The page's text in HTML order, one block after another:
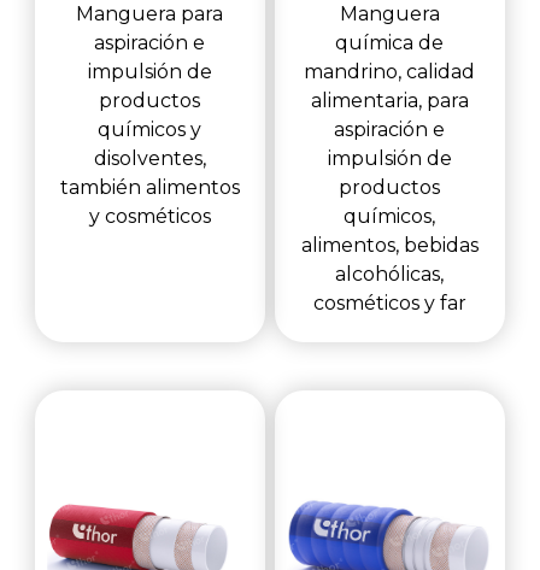
Manguera para
aspiración e
impulsión de
productos
químicos y
disolventes,
también alimentos
y cosméticos
Manguera
química de
mandrino, calidad
alimentaria, para
aspiración e
impulsión de
productos
químicos,
alimentos, bebidas
alcohólicas,
cosméticos y far